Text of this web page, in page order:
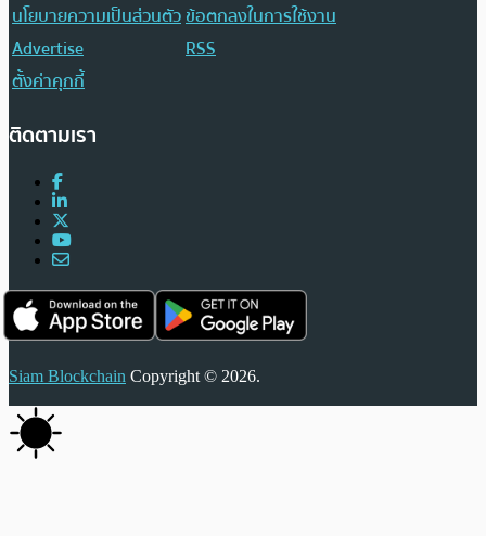
นโยบายความเป็นส่วนตัวข้อตกลงในการใช้งาน
Advertise
RSS
ตั้งค่าคุกกี้
ติดตามเรา
Siam Blockchain Copyright © 2026.